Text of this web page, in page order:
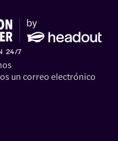
24/7
un correo electrónico